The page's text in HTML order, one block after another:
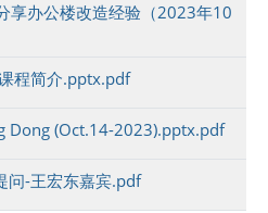
享办公楼改造经验（2023年10
程简介.pptx.pdf
Dong (Oct.14-2023).pptx.pdf
问-王宏东嘉宾.pdf